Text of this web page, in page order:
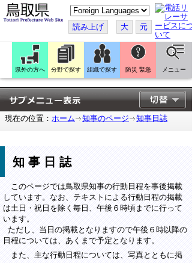
こ
の
ペ
ー
ジ
翻
訳
す
る
読み上げ 大 元
県外の方へ 分野で探す 組織で探す 防災 緊急 メニュー
現在の位置： ホーム 知事のページ 知事日誌
知事日誌
このページでは鳥取県知事の行動日程を事後掲載
しています。なお、テキストによる行動日程の掲載
は土日・祝日を除く毎日、午後６時頃までに行って
います。
ただし、当日の掲載となりますので午後６時以降の
日程については、あくまで予定となります。
また、主な行動日程については、写真とともに掲